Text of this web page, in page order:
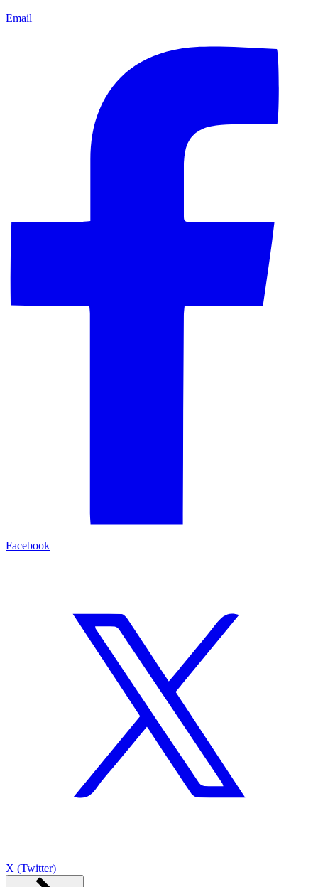
Email
Facebook
X (Twitter)